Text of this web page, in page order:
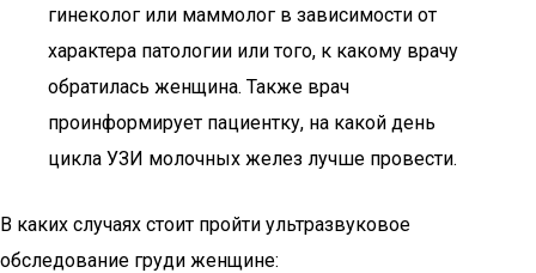
гинеколог или маммолог в зависимости от
характера патологии или того, к какому врачу
обратилась женщина. Также врач
проинформирует пациентку, на какой день
цикла УЗИ молочных желез лучше провести.
В каких случаях стоит пройти ультразвуковое
обследование груди женщине: